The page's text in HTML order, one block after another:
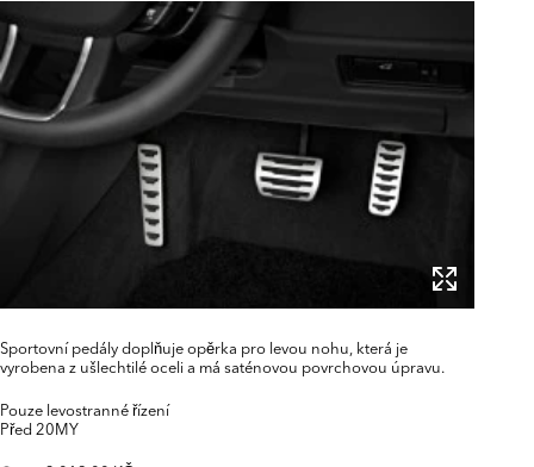
Sportovní pedály doplňuje opěrka pro levou nohu, která je
vyrobena z ušlechtilé oceli a má saténovou povrchovou úpravu.
Pouze levostranné řízení
Před 20MY